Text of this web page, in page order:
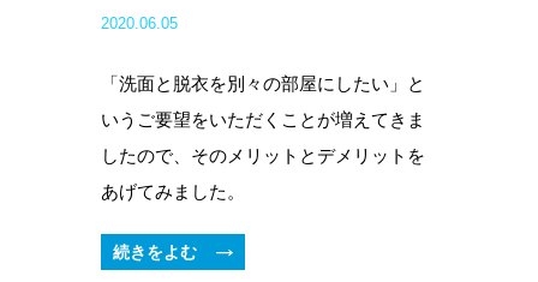
2020.06.05
「洗面と脱衣を別々の部屋にしたい」と
いうご要望をいただくことが増えてきま
したので、そのメリットとデメリットを
あげてみました。
続きをよむ